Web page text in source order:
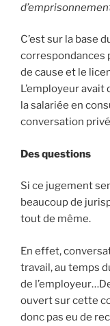
C’est sur la base
correspondances
de cause et le
L’employeur
la salariée en
conversation
Des questions
Si ce jugement
beaucoup de
tout de même.
En effet,
travail, au temps
de
ouvert sur cette
donc pas eu de